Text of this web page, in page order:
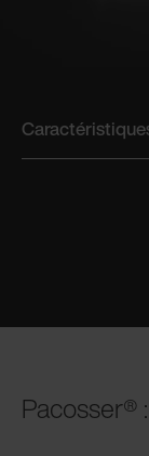
Pacosser®